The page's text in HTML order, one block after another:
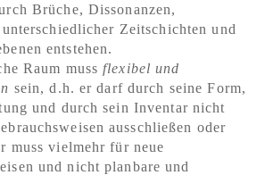
Brüche, Dissonanzen,
Zeitschichten und
entstehen.
Raum muss flexibel und
sein, d.h. er darf durch seine Form,
und durch sein Inventar nicht
ausschließen oder
muss vielmehr für neue
und nicht planbare und